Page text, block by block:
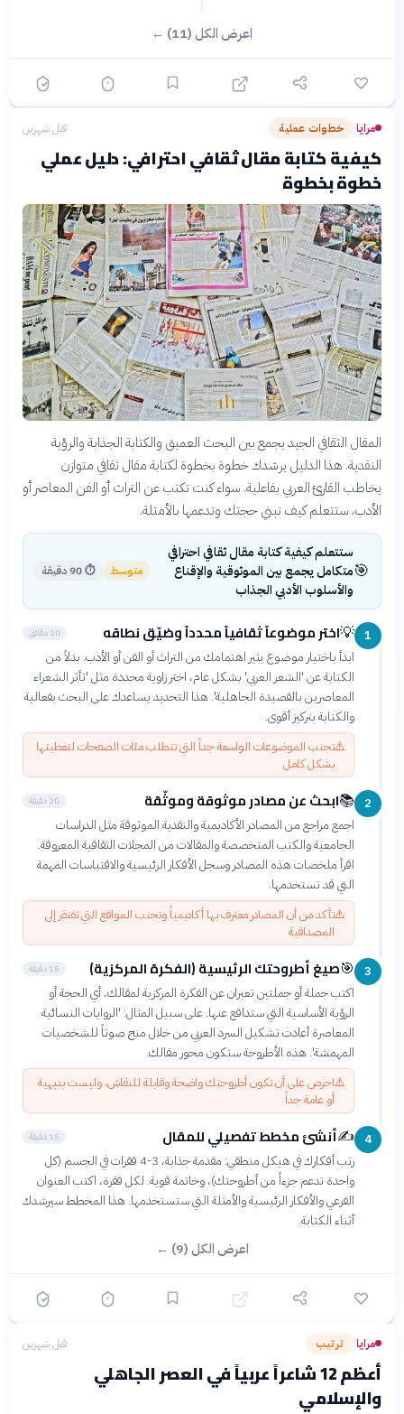
اعرض الكل (11) ←
مرايا› خطوات عملية قبل شهرين
كيفية كتابة مقال ثقافي احترافي: دليل عملي
خطوة بخطوة
المقال الثقافي الجيد يجمع بين البحث العميق والكتابة الجذابة والرؤية
النقدية. هذا الدليل يرشدك خطوة بخطوة لكتابة مقال ثقافي متوازن
يخاطب القارئ العربي بفاعلية. سواء كنت تكتب عن التراث أو الفن المعاصر أو
الأدب، ستتعلم كيف تبني حجتك وتدعمها بالأمثلة.
🎯
ستتعلم كيفية كتابة مقال ثقافي احترافي
متكامل يجمع بين الموثوقية والإقناع
والأسلوب الأدبي الجذاب
متوسط ⏱90 دقيقة
1
💡اختر موضوعاً ثقافياً محدداً وضيّق نطاقه 10 دقائق
ابدأ باختيار موضوع يثير اهتمامك من التراث أو الفن أو الأدب. بدلاً من
الكتابة عن 'الشعر العربي' بشكل عام، اختر زاوية محددة مثل 'تأثر الشعراء
المعاصرين بالقصيدة الجاهلية'. هذا التحديد يساعدك على البحث بفعالية
والكتابة بتركيز أقوى.
⚠️تجنب الموضوعات الواسعة جداً التي تتطلب مئات الصفحات لتغطيتها
بشكل كامل
2
📚ابحث عن مصادر موثوقة وموثّقة 20 دقيقة
اجمع مراجع من المصادر الأكاديمية والنقدية الموثوقة مثل الدراسات
الجامعية والكتب المتخصصة والمقالات من المجلات الثقافية المعروفة.
اقرأ ملخصات هذه المصادر وسجل الأفكار الرئيسية والاقتباسات المهمة
التي قد تستخدمها.
⚠️تأكد من أن المصادر معترف بها أكاديمياً وتجنب المواقع التي تفتقر إلى
المصداقية
3
🎯صيغ أطروحتك الرئيسية (الفكرة المركزية) 15 دقيقة
اكتب جملة أو جملتين تعبران عن الفكرة المركزية لمقالك، أي الحجة أو
الرؤية الأساسية التي ستدافع عنها. على سبيل المثال: 'الروايات النسائية
المعاصرة أعادت تشكيل السرد العربي من خلال منح صوتاً للشخصيات
المهمشة'. هذه الأطروحة ستكون محور مقالك.
⚠️احرص على أن تكون أطروحتك واضحة وقابلة للنقاش، وليست بديهية
أو عامة جداً
4
✍️أنشئ مخطط تفصيلي للمقال 15 دقيقة
رتب أفكارك في هيكل منطقي: مقدمة جذابة، 3-4 فقرات في الجسم (كل
واحدة تدعم جزءاً من أطروحتك)، وخاتمة قوية. لكل فقرة، اكتب العنوان
الفرعي والأفكار الرئيسية والأمثلة التي ستستخدمها. هذا المخطط سيرشدك
أثناء الكتابة.
اعرض الكل (9) ←
مرايا› ترتيب قبل شهرين
أعظم 12 شاعراً عربياً في العصر الجاهلي
والإسلامي